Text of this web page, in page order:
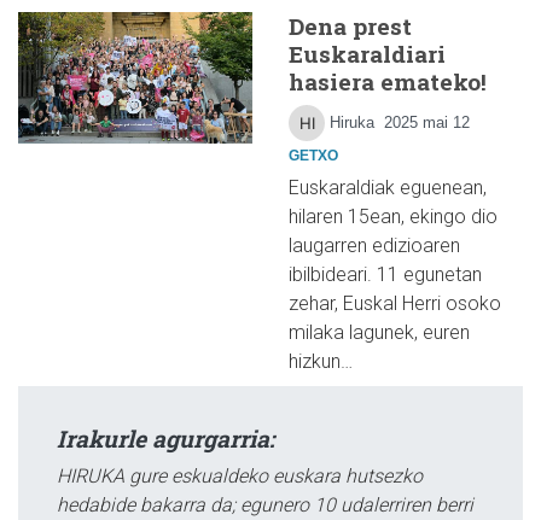
Dena prest
Euskaraldiari
hasiera emateko!
Hiruka 2025 mai 12
GETXO
Euskaraldiak eguenean,
hilaren 15ean, ekingo dio
laugarren edizioaren
ibilbideari. 11 egunetan
zehar, Euskal Herri osoko
milaka lagunek, euren
hizkun…
Irakurle agurgarria:
HIRUKA gure eskualdeko euskara hutsezko
hedabide bakarra da; egunero 10 udalerriren berri